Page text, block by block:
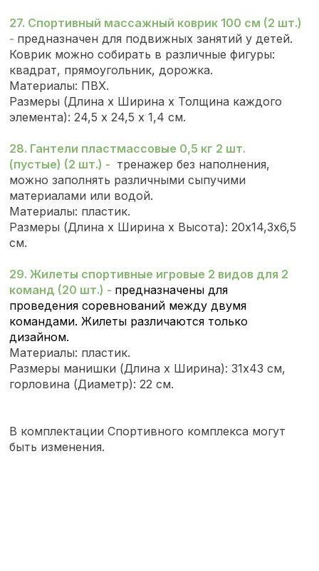
27. Спортивный массажный коврик 100 см (2 шт.)
- предназначен для подвижных занятий у детей.
Коврик можно собирать в различные фигуры:
квадрат, прямоугольник, дорожка.
Материалы: ПВХ.
Размеры (Длина х Ширина х Толщина каждого
элемента): 24,5 х 24,5 х 1,4 см.
28. Гантели пластмассовые 0,5 кг 2 шт.
(пустые) (2 шт.) - тренажер без наполнения,
можно заполнять различными сыпучими
материалами или водой.
Материалы: пластик.
Размеры (Длина х Ширина х Высота): 20х14,3х6,5
см.
29. Жилеты спортивные игровые 2 видов для 2
команд (20 шт.) - предназначены для
проведения соревнований между двумя
командами. Жилеты различаются только
дизайном.
Материалы: пластик.
Размеры манишки (Длина х Ширина): 31х43 см,
горловина (Диаметр): 22 см.
В комплектации Спортивного комплекса могут
быть изменения.